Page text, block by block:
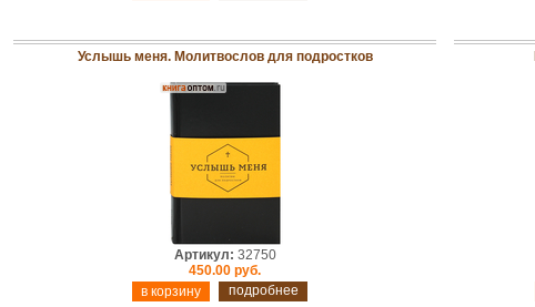
Услышь меня. Молитвослов для подростков
Артикул: 32750
450.00 руб.
подробнее